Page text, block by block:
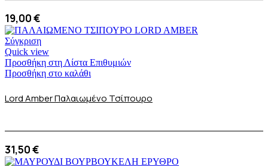
19,00€
Σύγκριση
Quick view
Προσθήκη στη Λίστα Επιθυμιών
Προσθήκη στο καλάθι
Lord Amber Παλαιωμένο Τσίπουρο
31,50€